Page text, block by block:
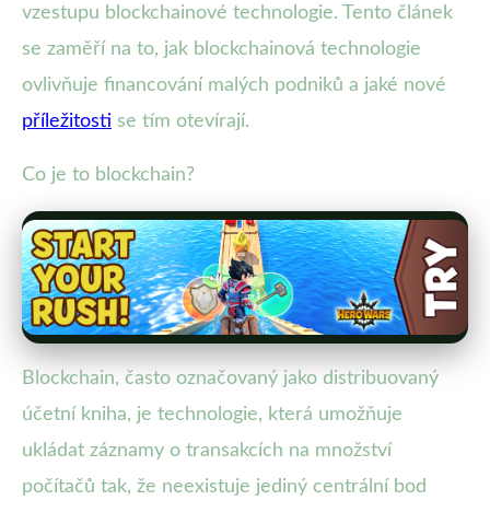
vzestupu blockchainové technologie. Tento článek
se zaměří na to, jak blockchainová technologie
ovlivňuje financování malých podniků a jaké nové
příležitosti se tím otevírají.
Co je to blockchain?
Blockchain, často označovaný jako distribuovaný
účetní kniha, je technologie, která umožňuje
ukládat záznamy o transakcích na množství
počítačů tak, že neexistuje jediný centrální bod